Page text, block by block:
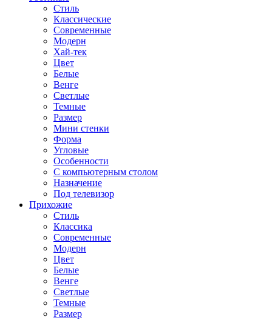
Стиль
Классические
Современные
Модерн
Хай-тек
Цвет
Белые
Венге
Светлые
Темные
Размер
Мини стенки
Форма
Угловые
Особенности
С компьютерным столом
Назначение
Под телевизор
Прихожие
Стиль
Классика
Современные
Модерн
Цвет
Белые
Венге
Светлые
Темные
Размер